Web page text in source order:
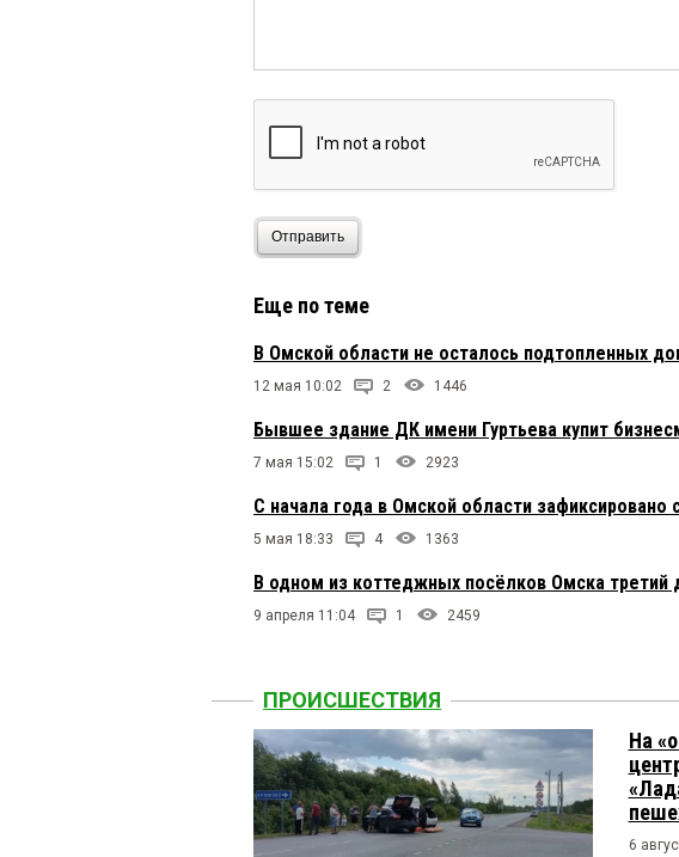
Отправить
Еще по теме
В Омской области не осталось подтопленных
12 мая 10:02 2 1446
Бывшее здание ДК имени Гуртьева купит
7 мая 15:02 1 2923
С начала года в Омской области зафиксировано
5 мая 18:33 4 1363
В одном из коттеджных посёлков Омска третий
9 апреля 11:04 1 2459
ПРОИСШЕСТВИЯ
На
6